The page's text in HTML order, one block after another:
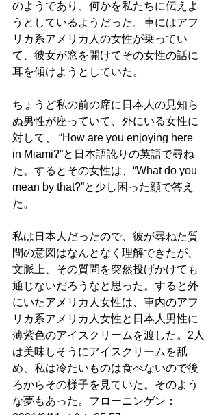
のようであり、何かを私たちに伝えよ
うとしているようだった。車にはアフ
リカ系アメリカ人の女性が乗ってい
て、彼女が窓を開けてその女性の話に
耳を傾けようとしていた。
ちょうど私の前の席に日本人の見知ら
ぬ男性が座っていて、外にいる女性に
対して、 “How are you enjoying here
in Miami?”と日本語訛りの英語で尋ね
た。するとその女性は、“What do you
mean by that?”と少し困った顔で答え
た。
私は日本人だったので、彼が尋ねた質
問の意図はなんとなく理解できたが、
文脈上、その質問を突然投げかけても
通じないだろうなと思った。すると外
にいたアメリカ人女性は、車内のアフ
リカ系アメリカ人女性と日本人男性に
薄紫色のアイスクリームを渡した。2人
は美味しそうにアイスクリームを舐
め、私は冷たいものは食べないので後
ろからその様子を見ていた。そのよう
な夢もあった。フローニンゲン：